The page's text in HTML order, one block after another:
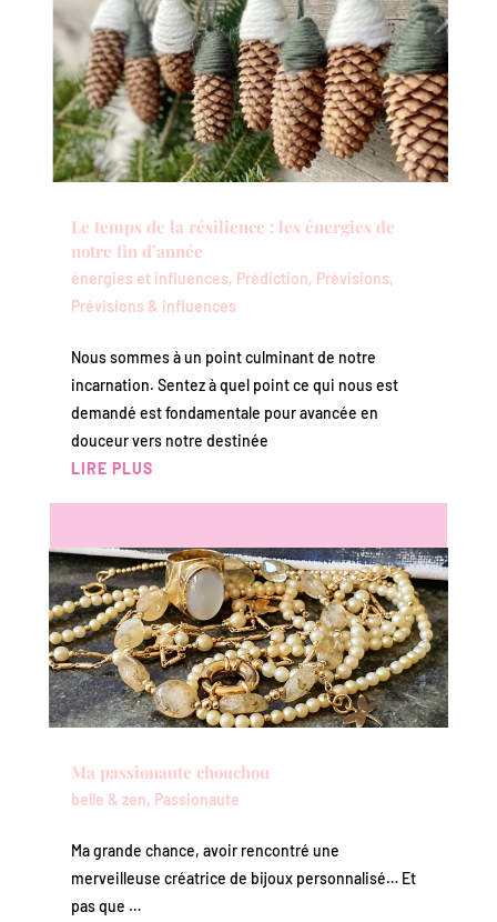
Le temps de la résilience : les énergies de
notre fin d’année
énergies et influences, Prédiction, Prévisions,
Prévisions & influences
Nous sommes à un point culminant de notre
incarnation. Sentez à quel point ce qui nous est
demandé est fondamentale pour avancée en
douceur vers notre destinée
LIRE PLUS
Ma passionaute chouchou
belle & zen, Passionaute
Ma grande chance, avoir rencontré une
merveilleuse créatrice de bijoux personnalisé… Et
pas que …